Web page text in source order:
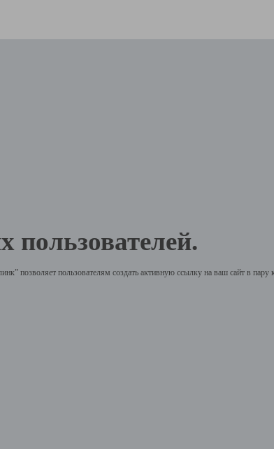
пользователей.
позволяет пользователям создать активную ссылку на ваш сайт в пару